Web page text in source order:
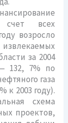
счет всех
возросло
за 2004
132, 7% по
газа
к 2003 году).
схема
проектов,